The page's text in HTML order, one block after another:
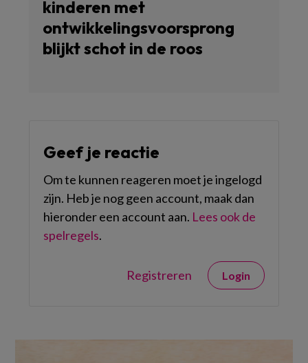
kinderen met
ontwikkelingsvoorsprong
blijkt schot in de roos
Geef je reactie
Om te kunnen reageren moet je ingelogd
zijn. Heb je nog geen account, maak dan
hieronder een account aan. Lees ook de
spelregels.
Registreren Login